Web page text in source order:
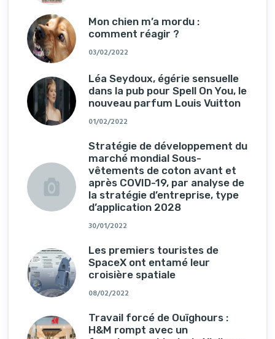
Mon chien m’a mordu :
comment réagir ?
03/02/2022
Léa Seydoux, égérie sensuelle
dans la pub pour Spell On You, le
nouveau parfum Louis Vuitton
01/02/2022
Stratégie de développement du
marché mondial Sous-
vêtements de coton avant et
après COVID-19, par analyse de
la stratégie d’entreprise, type
d’application 2028
30/01/2022
Les premiers touristes de
SpaceX ont entamé leur
croisière spatiale
08/02/2022
Travail forcé de Ouïghours :
H&M rompt avec un